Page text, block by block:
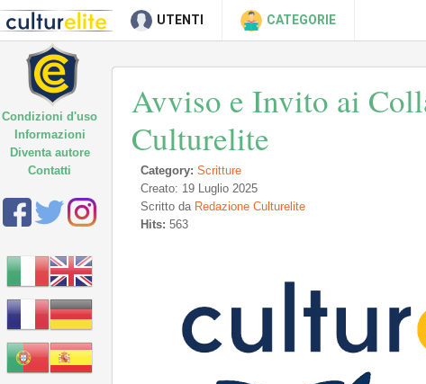
UTENTI CATEGORIE
Avviso e Invito ai
Culturelite
Category: Scritture
Creato: 19 Luglio 2025
Scritto da Redazione Culturelite
Hits: 563
Condizioni d'uso
Informazioni
Diventa autore
Contatti